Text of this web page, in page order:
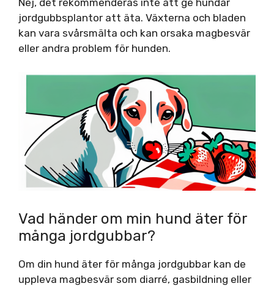
Nej, det rekommenderas inte att ge hundar
jordgubbsplantor att äta. Växterna och bladen
kan vara svårsmälta och kan orsaka magbesvär
eller andra problem för hunden.
Vad händer om min hund äter för
många jordgubbar?
Om din hund äter för många jordgubbar kan de
uppleva magbesvär som diarré, gasbildning eller